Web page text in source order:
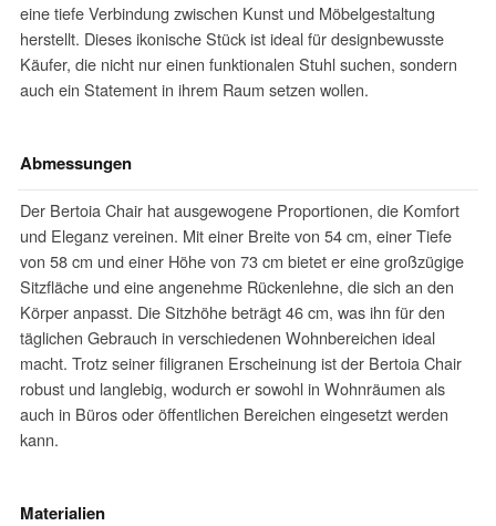
eine tiefe Verbindung zwischen Kunst und Möbelgestaltung
herstellt. Dieses ikonische Stück ist ideal für designbewusste
Käufer, die nicht nur einen funktionalen Stuhl suchen, sondern
auch ein Statement in ihrem Raum setzen wollen.
Abmessungen
Der Bertoia Chair hat ausgewogene Proportionen, die Komfort
und Eleganz vereinen. Mit einer Breite von 54 cm, einer Tiefe
von 58 cm und einer Höhe von 73 cm bietet er eine großzügige
Sitzfläche und eine angenehme Rückenlehne, die sich an den
Körper anpasst. Die Sitzhöhe beträgt 46 cm, was ihn für den
täglichen Gebrauch in verschiedenen Wohnbereichen ideal
macht. Trotz seiner filigranen Erscheinung ist der Bertoia Chair
robust und langlebig, wodurch er sowohl in Wohnräumen als
auch in Büros oder öffentlichen Bereichen eingesetzt werden
kann.
Materialien